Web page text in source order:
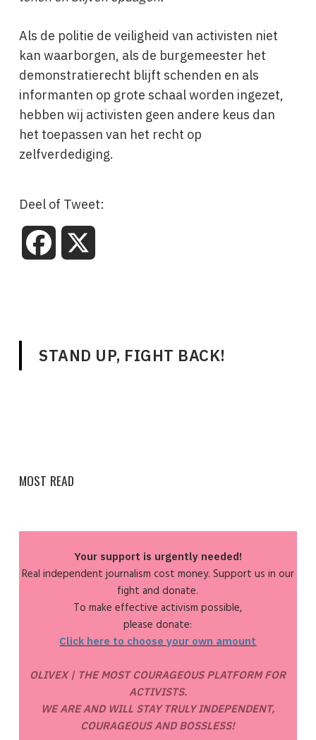
Als de politie de veiligheid van activisten niet
kan waarborgen, als de burgemeester het
demonstratierecht blijft schenden en als
informanten op grote schaal worden ingezet,
hebben wij activisten geen andere keus dan
het toepassen van het recht op
zelfverdediging.
Deel of Tweet:
Facebook
STAND UP, FIGHT BACK!
MOST READ
Your support is urgently needed!
Real independent journalism cost money. Support us in our
fight and donate.
To make effective activism possible,
please donate:
Click here to choose your own amount
OLIVEX | THE MOST COURAGEOUS PLATFORM FOR
ACTIVISTS.
WE ARE AND WILL STAY TRULY INDEPENDENT,
COURAGEOUS AND BOSSLESS!